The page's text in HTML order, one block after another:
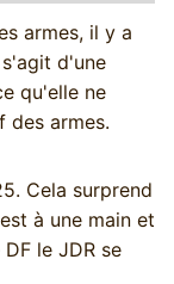
armes, il y a
d'une
qu'elle ne
des armes.
Cela surprend
à une main et
le JDR se